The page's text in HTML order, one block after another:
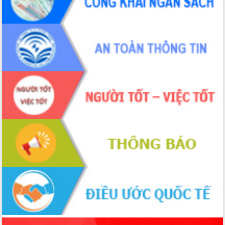
món ăn từ sầu riêng
Đắk Lắk công bố Quy hoạch và xúc
tiến đầu tư tỉnh
Ngành cá ngừ Đắk Lắk chủ động thích
ứng để giữ vững thị trường xuất khẩu
Diễn đàn Kinh tế tư nhân Việt Nam đột
phá cơ chế - Hợp tác công tư
Đề án 06 tạo bước ngoặt đột phá trong
cải cách hành chính tỉnh Đắk Lắk
Kết nối tour, đẩy mạnh chuyển đổi số
để phát triển du lịch Đắk Lắk
Khởi động Dự án Đầu tư xây dựng hạ
tầng kỹ thuật Cụm công nghiệp Tân
Tiến
Gặp mặt các cơ quan báo chí nhân Kỷ
niệm 101 năm Ngày Báo chí Cách
mạng Việt Nam
Đắk Lắk sơ kết 4 năm triển khai thực
hiện Đề án 06 của Chính phủ
Họp báo thông tin về Hội nghị Công bố